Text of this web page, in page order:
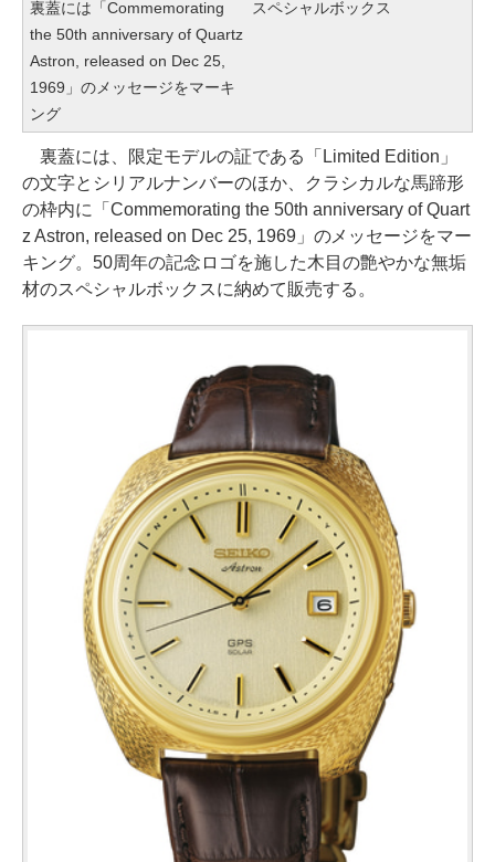
裏蓋には「Commemorating
the 50th anniversary of Quartz
Astron, released on Dec 25,
1969」のメッセージをマーキ
ング
スペシャルボックス
裏蓋には、限定モデルの証である「Limited Edition」
の文字とシリアルナンバーのほか、クラシカルな馬蹄形
の枠内に「Commemorating the 50th anniversary of Quart
z Astron, released on Dec 25, 1969」のメッセージをマー
キング。50周年の記念ロゴを施した木目の艶やかな無垢
材のスペシャルボックスに納めて販売する。